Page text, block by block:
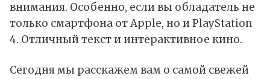
внимания. Особенно, если вы обладатель не
только смартфона от Apple, но и PlayStation
4. Отличный текст и интерактивное кино.
Сегодня мы расскажем вам о самой свежей